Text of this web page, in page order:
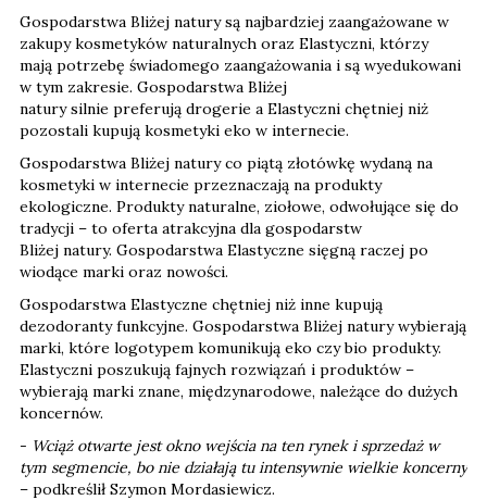
Gospodarstwa Bliżej natury są najbardziej zaangażowane w
zakupy kosmetyków naturalnych oraz Elastyczni, którzy
mają potrzebę świadomego zaangażowania i są wyedukowani
w tym zakresie. Gospodarstwa Bliżej
natury silnie preferują drogerie a Elastyczni chętniej niż
pozostali kupują kosmetyki eko w internecie.
Gospodarstwa Bliżej natury co piątą złotówkę wydaną na
kosmetyki w internecie przeznaczają na produkty
ekologiczne. Produkty naturalne, ziołowe, odwołujące się do
tradycji – to oferta atrakcyjna dla gospodarstw
Bliżej natury. Gospodarstwa Elastyczne sięgną raczej po
wiodące marki oraz nowości.
Gospodarstwa Elastyczne chętniej niż inne kupują
dezodoranty funkcyjne. Gospodarstwa Bliżej natury wybierają
marki, które logotypem komunikują eko czy bio produkty.
Elastyczni poszukują fajnych rozwiązań i produktów –
wybierają marki znane, międzynarodowe, należące do dużych
koncernów.
- Wciąż otwarte jest okno wejścia na ten rynek i sprzedaż w
tym segmencie, bo nie działają tu intensywnie wielkie koncerny
– podkreślił Szymon Mordasiewicz.